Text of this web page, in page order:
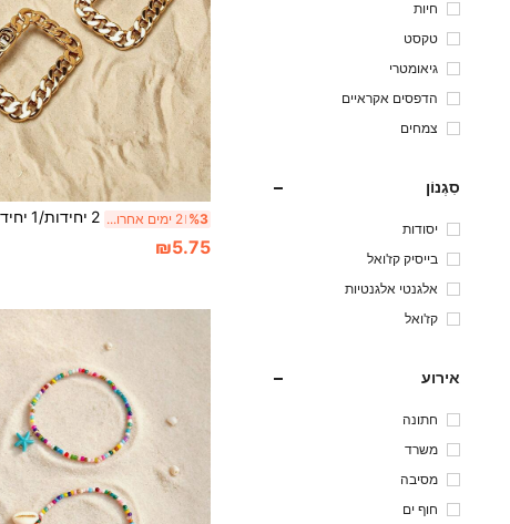
חיות
טקסט
גיאומטרי
הדפסים אקראיים
צמחים
סִגְנוֹן
יסודות
בייסיק קז'ואל
אלגנטי אלגנטיות
קז'ואל
אירוע
חתונה
משרד
מסיבה
חוף ים
%3 2 ימים אחרונים
₪5.75